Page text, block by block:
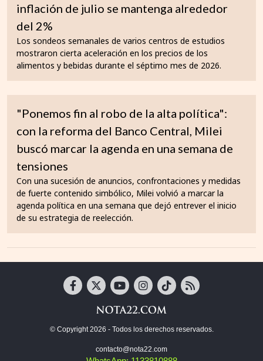
inflación de julio se mantenga alrededor
del 2%
Los sondeos semanales de varios centros de estudios
mostraron cierta aceleración en los precios de los
alimentos y bebidas durante el séptimo mes de 2026.
"Ponemos fin al robo de la alta política":
con la reforma del Banco Central, Milei
buscó marcar la agenda en una semana de
tensiones
Con una sucesión de anuncios, confrontaciones y medidas
de fuerte contenido simbólico, Milei volvió a marcar la
agenda política en una semana que dejó entrever el inicio
de su estrategia de reelección.
© Copyright 2026 - Todos los derechos reservados.
contacto@nota22.com